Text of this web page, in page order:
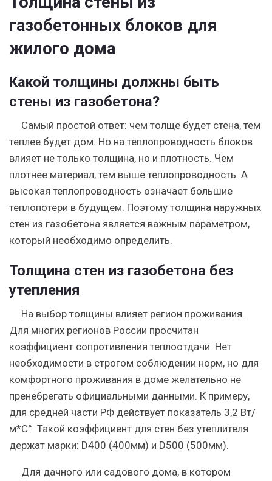
газобетонных блоков для
жилого дома
Какой толщины должны быть
стены из газобетона?
Самый простой ответ: чем толще будет стена, тем
теплее будет дом. Но на теплопроводность блоков
влияет не только толщина, но и плотность. Чем
плотнее материал, тем выше теплопроводность. А
высокая теплопроводность означает большие
теплопотери в будущем. Поэтому толщина наружных
стен из газобетона является важным параметром,
который необходимо определить.
Толщина стен из газобетона без
утепления
На выбор толщины влияет регион проживания.
Для многих регионов России просчитан
коэффициент сопротивления теплоотдачи. Нет
необходимости в строгом соблюдении норм, но для
комфортного проживания в доме желательно не
пренебрегать официальными данными. К примеру,
для средней части РФ действует показатель 3,2 Вт/
м*С°. Такой коэффициент для стен без утеплителя
держат марки: D400 (400мм) и D500 (500мм).
Для дачного или садового дома, в котором